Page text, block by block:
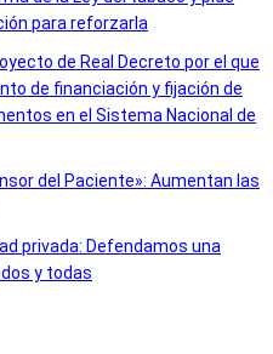
para reforzarla
de Real Decreto por el que
de financiación y fijación de
en el Sistema Nacional de
del Paciente»: Aumentan las
privada: Defendamos una
y todas